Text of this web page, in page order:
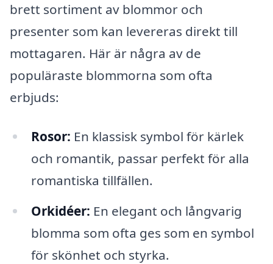
brett sortiment av blommor och
presenter som kan levereras direkt till
mottagaren. Här är några av de
populäraste blommorna som ofta
erbjuds:
Rosor: En klassisk symbol för kärlek
och romantik, passar perfekt för alla
romantiska tillfällen.
Orkidéer: En elegant och långvarig
blomma som ofta ges som en symbol
för skönhet och styrka.